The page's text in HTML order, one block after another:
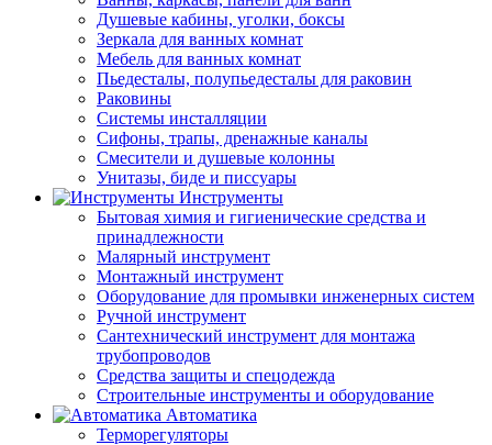
Душевые кабины, уголки, боксы
Зеркала для ванных комнат
Мебель для ванных комнат
Пьедесталы, полупьедесталы для раковин
Раковины
Системы инсталляции
Сифоны, трапы, дренажные каналы
Смесители и душевые колонны
Унитазы, биде и писсуары
Инструменты
Бытовая химия и гигиенические средства и
принадлежности
Малярный инструмент
Монтажный инструмент
Оборудование для промывки инженерных систем
Ручной инструмент
Сантехнический инструмент для монтажа
трубопроводов
Средства защиты и спецодежда
Строительные инструменты и оборудование
Автоматика
Терморегуляторы